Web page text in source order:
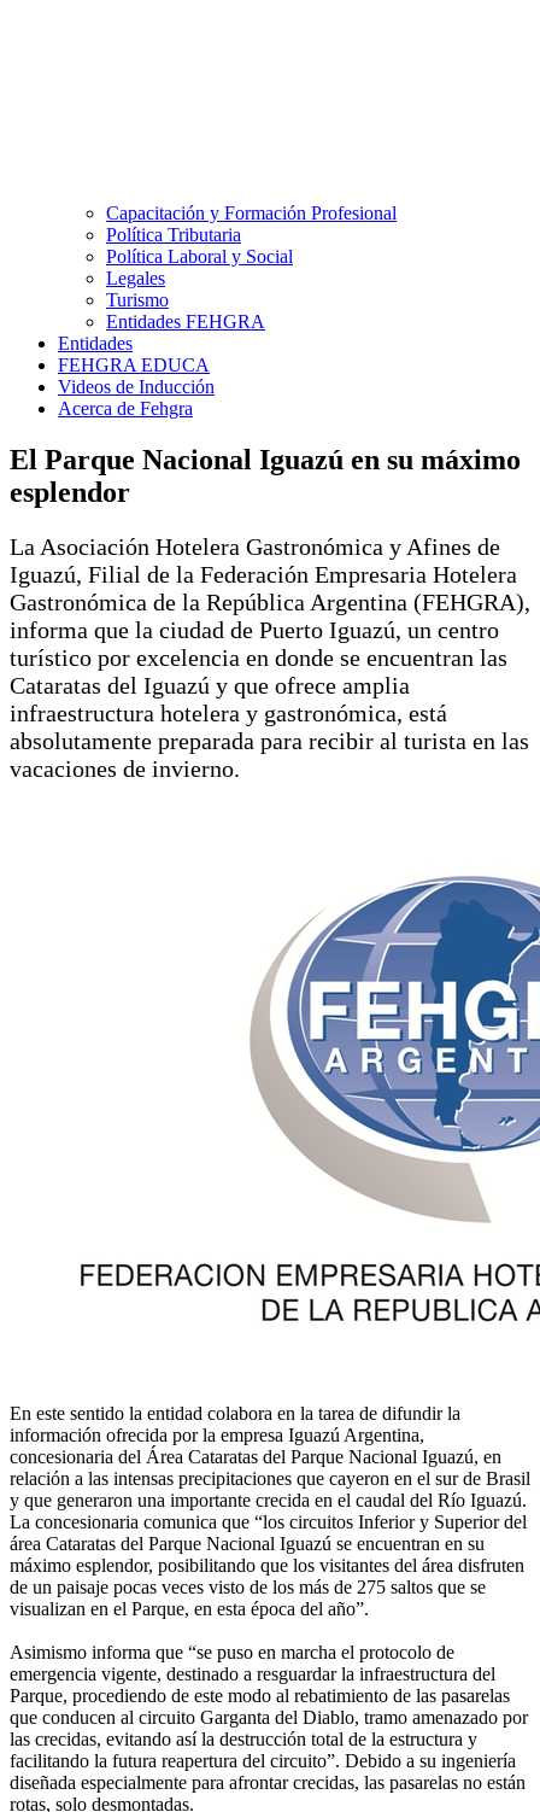
Capacitación y Formación Profesional
Política Tributaria
Política Laboral y Social
Legales
Turismo
Entidades FEHGRA
Entidades
FEHGRA EDUCA
Videos de Inducción
Acerca de Fehgra
El Parque Nacional Iguazú en su máximo
esplendor
La Asociación Hotelera Gastronómica y Afines de
Iguazú, Filial de la Federación Empresaria Hotelera
Gastronómica de la República Argentina (FEHGRA),
informa que la ciudad de Puerto Iguazú, un centro
turístico por excelencia en donde se encuentran las
Cataratas del Iguazú y que ofrece amplia
infraestructura hotelera y gastronómica, está
absolutamente preparada para recibir al turista en las
vacaciones de invierno.
En este sentido la entidad colabora en la tarea de difundir la
información ofrecida por la empresa Iguazú Argentina,
concesionaria del Área Cataratas del Parque Nacional Iguazú, en
relación a las intensas precipitaciones que cayeron en el sur de Brasil
y que generaron una importante crecida en el caudal del Río Iguazú.
La concesionaria comunica que “los circuitos Inferior y Superior del
área Cataratas del Parque Nacional Iguazú se encuentran en su
máximo esplendor, posibilitando que los visitantes del área disfruten
de un paisaje pocas veces visto de los más de 275 saltos que se
visualizan en el Parque, en esta época del año”.
Asimismo informa que “se puso en marcha el protocolo de
emergencia vigente, destinado a resguardar la infraestructura del
Parque, procediendo de este modo al rebatimiento de las pasarelas
que conducen al circuito Garganta del Diablo, tramo amenazado por
las crecidas, evitando así la destrucción total de la estructura y
facilitando la futura reapertura del circuito”. Debido a su ingeniería
diseñada especialmente para afrontar crecidas, las pasarelas no están
rotas, solo desmontadas.